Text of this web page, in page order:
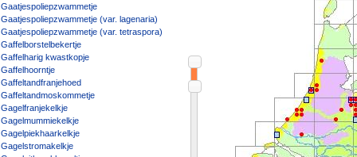
Gaatjespoliepzwammetje
Gaatjespoliepzwammetje (var. lagenaria)
Gaatjespoliepzwammetje (var. tetraspora)
Gaffelborstelbekertje
Gaffelharig kwastkopje
Gaffelhoorntje
Gaffeltandfranjehoed
Gaffeltandmoskommetje
Gagelfranjekelkje
Gagelmummiekelkje
Gagelpiekhaarkelkje
Gagelstromakelkje